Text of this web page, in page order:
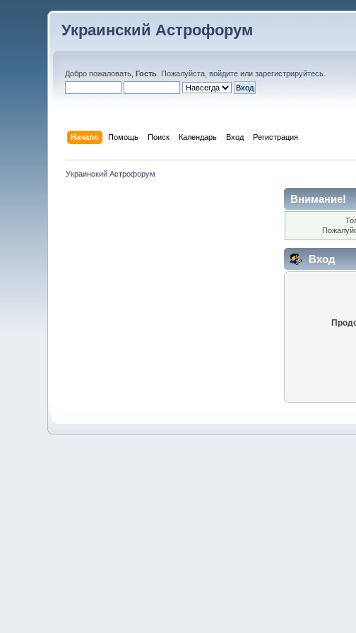
Украинский Астрофорум
Добро пожаловать,Гость . Пожалуйста,войдите илизарегистрируйтесь
Начало Помощь Поиск Календарь Вход Регистрация
Украинский Астрофорум
Внимание!
Вход